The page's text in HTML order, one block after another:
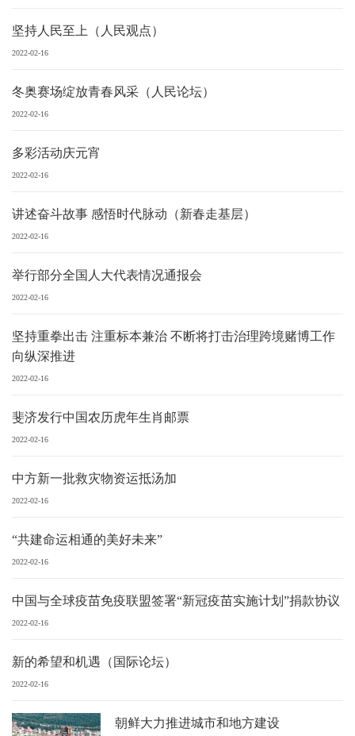
坚持人民至上（人民观点）
2022-02-16
冬奥赛场绽放青春风采（人民论坛）
2022-02-16
多彩活动庆元宵
2022-02-16
讲述奋斗故事 感悟时代脉动（新春走基层）
2022-02-16
举行部分全国人大代表情况通报会
2022-02-16
坚持重拳出击 注重标本兼治 不断将打击治理跨境赌博工作
向纵深推进
2022-02-16
斐济发行中国农历虎年生肖邮票
2022-02-16
中方新一批救灾物资运抵汤加
2022-02-16
“共建命运相通的美好未来”
2022-02-16
中国与全球疫苗免疫联盟签署“新冠疫苗实施计划”捐款协议
2022-02-16
新的希望和机遇（国际论坛）
2022-02-16
朝鲜大力推进城市和地方建设